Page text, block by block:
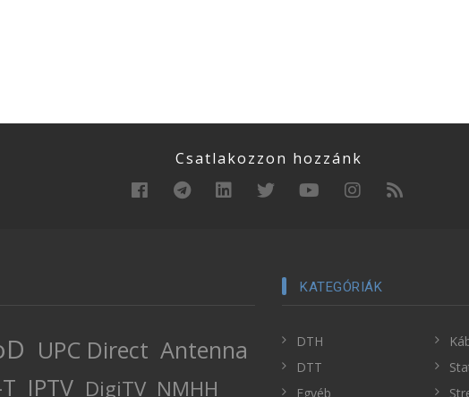
Csatlakozzon hozzánk
UPC Direct Antenna
IPTV DigiTV NMHH
KATEGÓRIÁK
DTH
DTT
Egyéb